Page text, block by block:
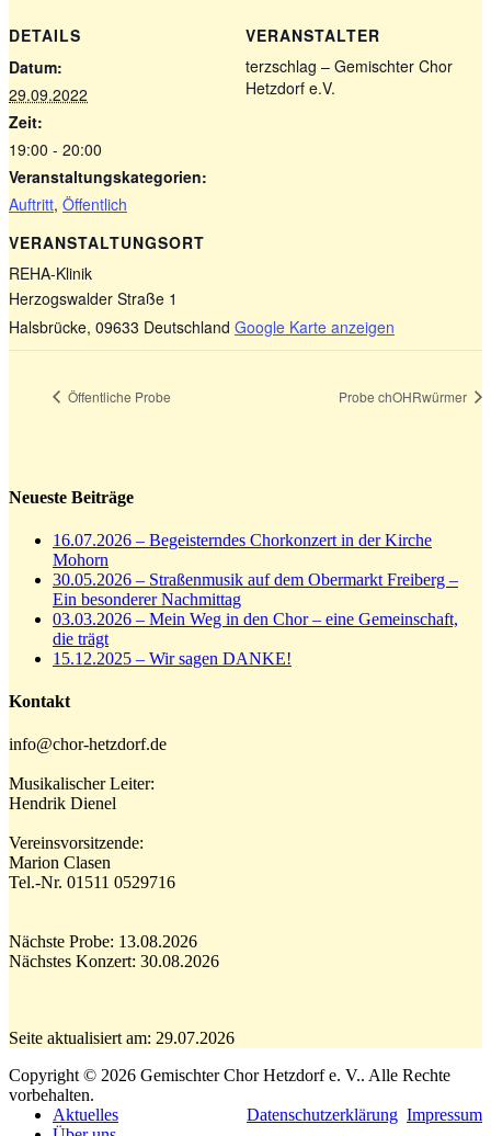
DETAILS
Datum:
29.09.2022
Zeit:
19:00 - 20:00
Veranstaltungskategorien:
Auftritt, Öffentlich
VERANSTALTUNGSORT
REHA-Klinik
Herzogswalder Straße 1
Halsbrücke, 09633 Deutschland Google Karte anzeigen
VERANSTALTER
terzschlag – Gemischter Chor
Hetzdorf e.V.
Öffentliche Probe Probe chOHRwürmer
Neueste Beiträge
16.07.2026 – Begeisterndes Chorkonzert in der Kirche
Mohorn
30.05.2026 – Straßenmusik auf dem Obermarkt Freiberg –
Ein besonderer Nachmittag
03.03.2026 – Mein Weg in den Chor – eine Gemeinschaft,
die trägt
15.12.2025 – Wir sagen DANKE!
Kontakt
info@chor-hetzdorf.de
Musikalischer Leiter:
Hendrik Dienel
Vereinsvorsitzende:
Marion Clasen
Tel.-Nr. 01511 0529716
Nächste Probe: 13.08.2026
Nächstes Konzert: 30.08.2026
Seite aktualisiert am: 29.07.2026
Copyright © 2026 Gemischter Chor Hetzdorf e. V.. Alle Rechte
vorbehalten.
Datenschutzerklärung Impressum
Aktuelles